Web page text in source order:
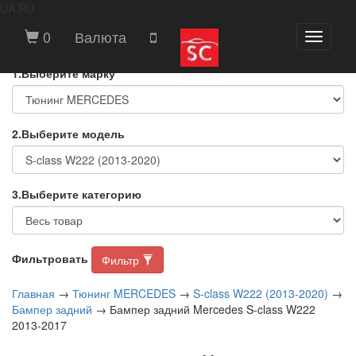
Toggle
0 Валюта
ВЫБЕРИТЕ МАРКУ И МОДЕЛЬ
АВТОМОБИЛЯ
1.Выберите марку
2.Выберите модель
3.Выберите категорию
Фильтровать Фильтр
Главная → Тюнинг MERCEDES → S-class W222 (2013-2020) →
Бампер задний → Бампер задний Mercedes S-class W222
2013-2017